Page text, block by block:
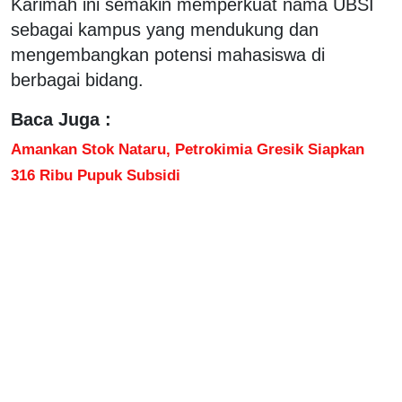
Karimah ini semakin memperkuat nama UBSI
sebagai kampus yang mendukung dan
mengembangkan potensi mahasiswa di
berbagai bidang.
Baca Juga :
Amankan Stok Nataru, Petrokimia Gresik Siapkan
316 Ribu Pupuk Subsidi